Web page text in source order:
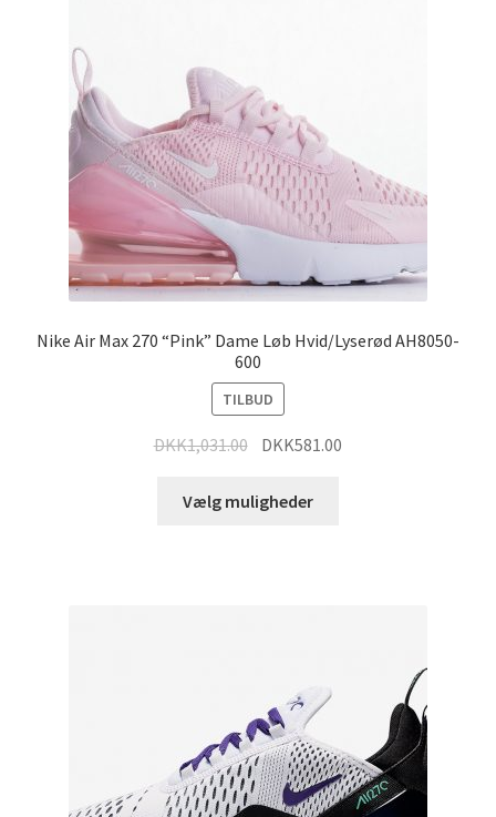
Nike Air Max 270 “Pink” Dame Løb Hvid/Lyserød AH8050-
600
TILBUD
DKK1,031.00 DKK581.00
Vælg muligheder